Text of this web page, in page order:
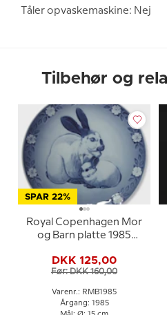
Tåler opvaskemaskine: Nej
Tilbehør og
SPAR 22%
Royal Copenhagen Mor
og Barn platte 1985
DKK 125,00
Før: DKK 160,00
Varenr.: RMB1985
Årgang: 1985